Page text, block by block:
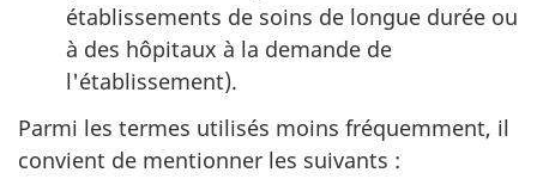
établissements de soins de longue durée ou
à des hôpitaux à la demande de
l'établissement).
Parmi les termes utilisés moins fréquemment, il
convient de mentionner les suivants :